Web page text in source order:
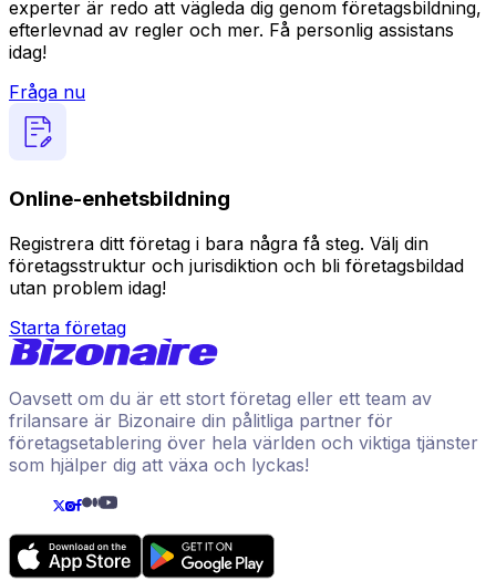
experter är redo att vägleda dig genom företagsbildning,
efterlevnad av regler och mer. Få personlig assistans
idag!
Fråga nu
Online-enhetsbildning
Registrera ditt företag i bara några få steg. Välj din
företagsstruktur och jurisdiktion och bli företagsbildad
utan problem idag!
Starta företag
Oavsett om du är ett stort företag eller ett team av
frilansare är Bizonaire din pålitliga partner för
företagsetablering över hela världen och viktiga tjänster
som hjälper dig att växa och lyckas!